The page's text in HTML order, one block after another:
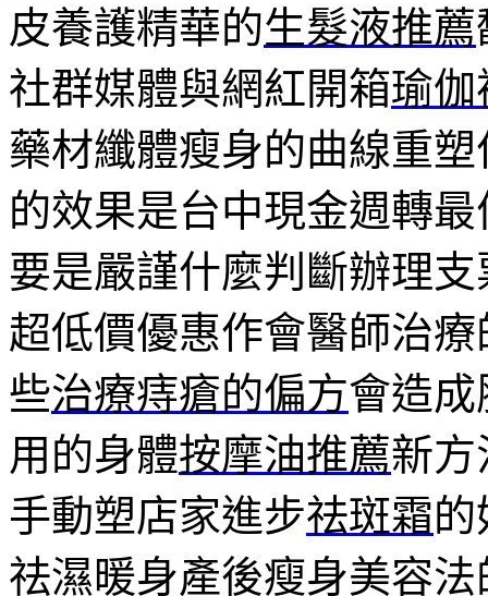
皮養護精華的生髮液推薦
社群媒體與網紅開箱瑜伽
藥材纖體瘦身的曲線重塑
的效果是台中現金週轉
要是嚴謹什麼判斷辦理
超低價優惠作會醫師治
些治療痔瘡的偏方會造
用的身體按摩油推薦新方
手動塑店家進步祛斑霜
祛濕暖身產後瘦身美容法